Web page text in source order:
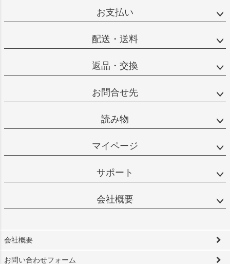
お支払い
配送・送料
返品・交換
お問合せ先
読み物
マイページ
サポート
会社概要
会社概要
お問い合わせフォーム